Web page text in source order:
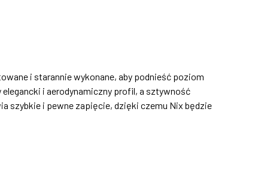
i starannie wykonane, aby podnieść poziom
i aerodynamiczny profil, a sztywność
szybkie i pewne zapięcie, dzięki czemu Nix będzie